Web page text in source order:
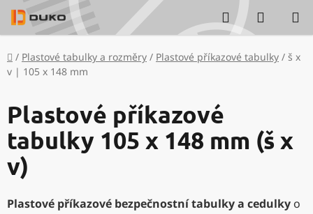
Přejít
na
obsah
Hledat
KOŠÍK
Domů
/ Plastové tabulky a rozměry / Plastové příkazové tabulky / š x
v | 105 x 148 mm
Plastové příkazové
tabulky 105 x 148 mm (š x
v)
Plastové příkazové bezpečnostní tabulky a cedulky o